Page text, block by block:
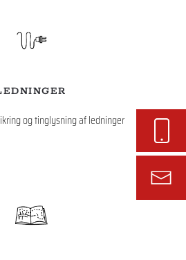
og tinglysning af ledninger